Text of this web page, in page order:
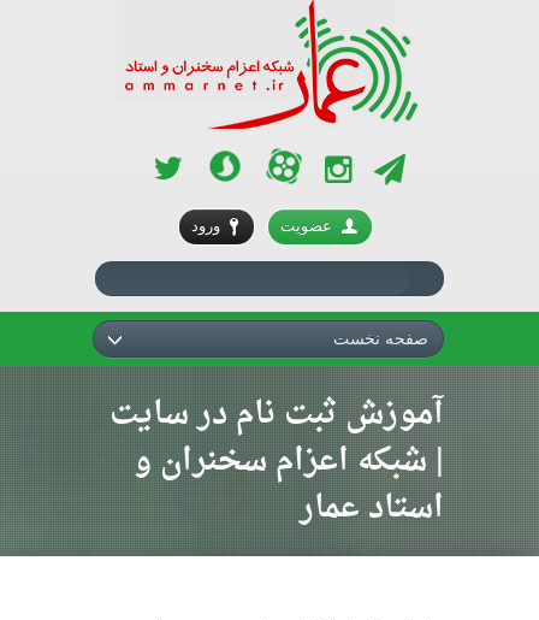
تلگرام اینستاگرام آپارات سروش
ورود عضویت
صفحه نخست
آموزش ثبت نام در سایت
| شبکه اعزام سخنران و
استاد عمار